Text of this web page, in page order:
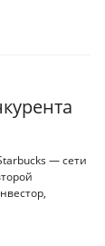
— сети